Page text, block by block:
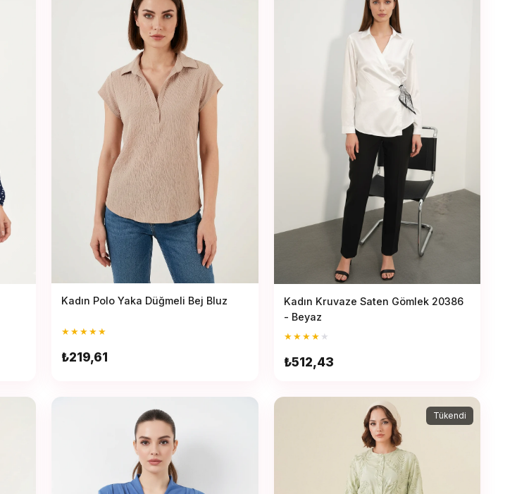
Kadın Polo Yaka Düğmeli Bej Bluz
★★★★★
₺219,61
Kadın Kruvaze Saten Gömlek 20386
- Beyaz
★★★★ ★
₺512,43
Tükendi